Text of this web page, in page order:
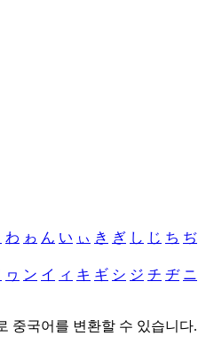
わ ゎ ん い ぃ き ぎ し じ ち ぢ
ヮ ン イ ィ キ ギ シ ジ チ ヂ ニ
중국어를 변환할 수 있습니다.